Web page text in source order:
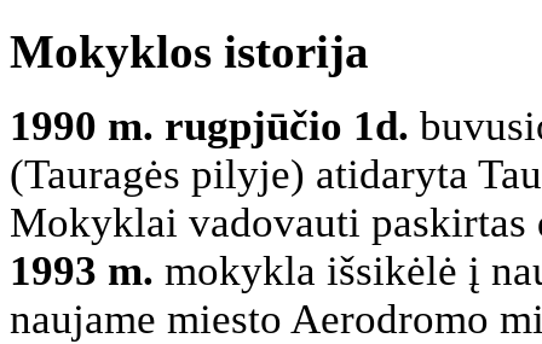
Mokyklos istorija
1990 m. rugpjūčio 1d.
(Tauragės pilyje) atidaryta
Mokyklai vadovauti paskirtas
1993 m. mokykla išsikėlė į
naujame miesto Aerodromo